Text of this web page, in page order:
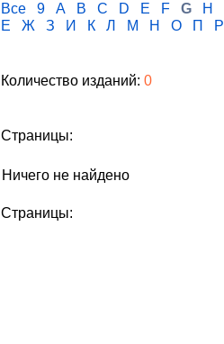
Все 9 A B C D E F G H
Е
Ж З И К Л М Н О П Р
Количество изданий: 0
Страницы:
Ничего не найдено
Страницы: